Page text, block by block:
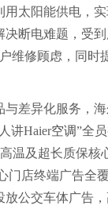
用太阳能供电，
断电难题，受
维修顾虑，同时
差异化服务，
讲Haier空调”全
温及超长质保
门店终端广告全
公交车体广告